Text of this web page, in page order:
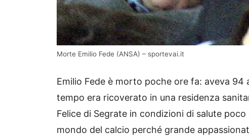
Morte Emilio Fede (ANSA) – sportevai.it
Emilio Fede è morto poche ore fa: aveva
tempo era ricoverato in una residenza
Felice di Segrate in condizioni di salute
mondo del calcio perché grande